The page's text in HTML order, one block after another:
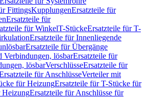
FittingsKupplungenErsatzteile für
Ersatzteile für
für WinkelT-StückeErsatzteile für T-
Ersatzteile für Innenliegende
Ersatzteile für Übergänge
Verbindungen, lösbarErsatzteile für
lösbarVerschlüsseErsatzteile für
für AnschlüsseVerteiler mit
für HeizungErsatzteile für T-Stücke für
HeizungErsatzteile für Anschlüsse für